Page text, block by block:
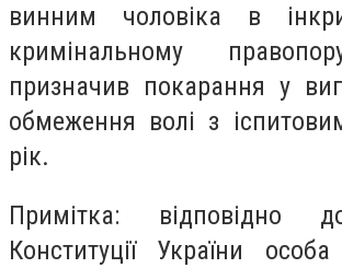
винним чоловіка в
кримінальному
призначив покарання у
обмеження волі з
рік.
Примітка:
Конституції України